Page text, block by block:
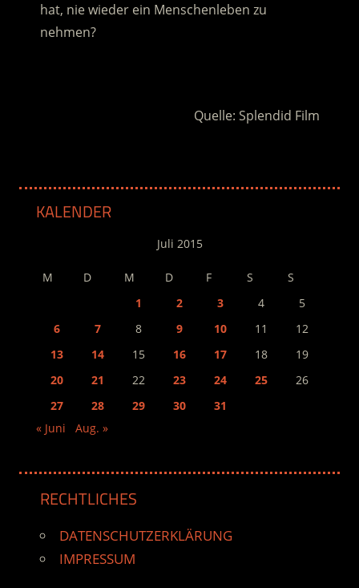
hat, nie wieder ein Menschenleben zu
nehmen?
Quelle: Splendid Film
KALENDER
Juli 2015
M D M D F S
S
1
2 3 4
5
6
7 8 9 10 11
12
13
14 15 16 17 18
19
20
21 22 23 24 25
26
27
28 29 30
31
« Juni
Aug. »
RECHTLICHES
DATENSCHUTZERKLÄRUNG
IMPRESSUM